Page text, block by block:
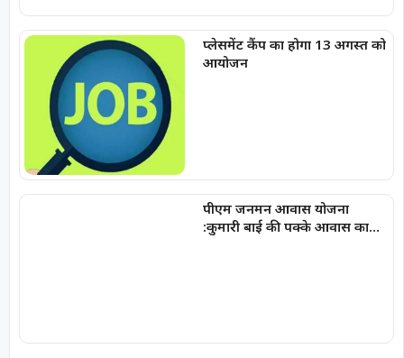
प्लेसमेंट कैंप का होगा 13 अगस्त को
आयोजन
पीएम जनमन आवास योजना
:कुमारी बाई की पक्के आवास का